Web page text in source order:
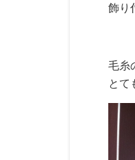
飾り
毛糸
とて